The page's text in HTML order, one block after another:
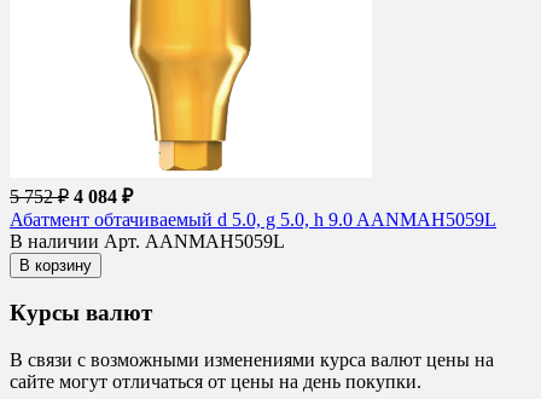
5 752 ₽ 4 084 ₽
Абатмент обтачиваемый d 5.0, g 5.0, h 9.0 AANMAH5059L
В наличии Арт. AANMAH5059L
В корзину
Курсы валют
В связи с возможными изменениями курса валют цены на
сайте могут отличаться от цены на день покупки.